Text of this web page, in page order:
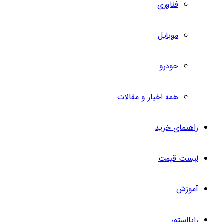
فناوری
موبایل
خودرو
همه اخبار و مقالات
راهنمای خرید
لیست قیمت
آموزش